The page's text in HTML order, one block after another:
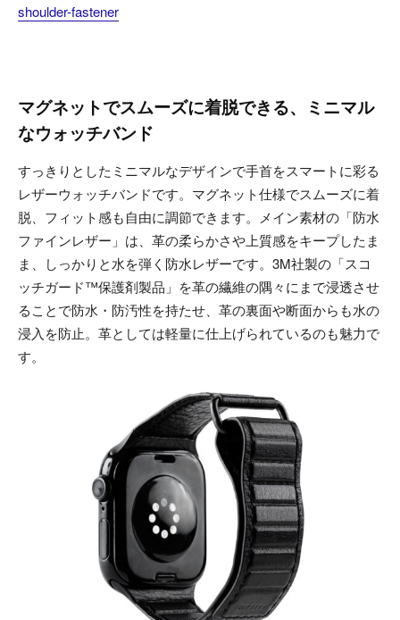
shoulder-fastener
マグネットでスムーズに着脱できる、ミニマル
なウォッチバンド
すっきりとしたミニマルなデザインで手首をスマートに彩る
レザーウォッチバンドです。マグネット仕様でスムーズに着
脱、フィット感も自由に調節できます。メイン素材の「防水
ファインレザー」は、革の柔らかさや上質感をキープしたま
ま、しっかりと水を弾く防水レザーです。3M社製の「スコ
ッチガード™保護剤製品」を革の繊維の隅々にまで浸透させ
ることで防水・防汚性を持たせ、革の裏面や断面からも水の
浸入を防止。革としては軽量に仕上げられているのも魅力で
す。